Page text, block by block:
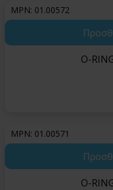
MPN: 01.00572
O-
MPN: 01.00571
O-